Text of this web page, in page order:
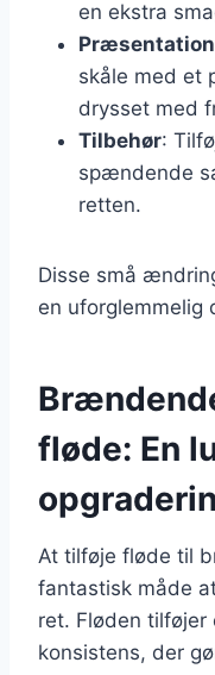
en ekstra
Præsentation
skåle med et
drysset med
Tilbehør:
spændende
retten.
Disse små
en uforglemmelig
fløde: En
At tilføje fløde til
fantastisk måde
ret. Fløden tilføjer
konsistens, der